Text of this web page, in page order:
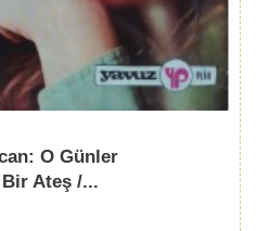
O Günler
Bir Ateş /...